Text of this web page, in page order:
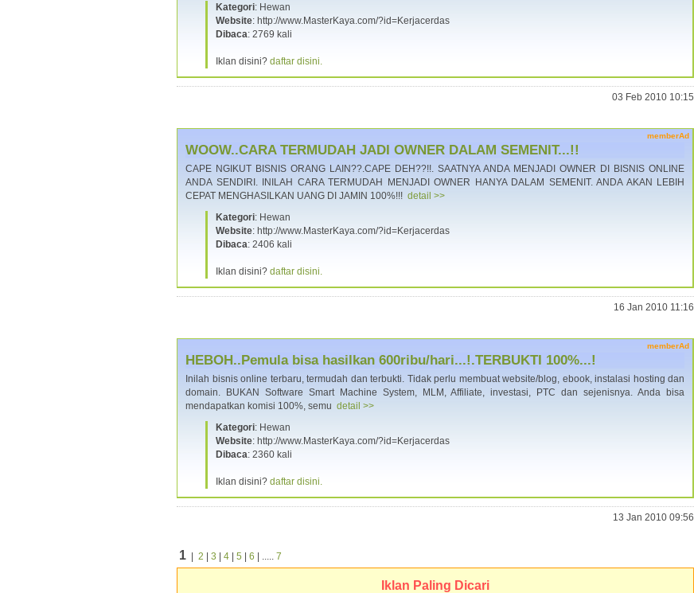
Kategori: Hewan
Website: http://www.MasterKaya.com/?id=Kerjacerdas
Dibaca: 2769 kali
Iklan disini? daftar disini.
03 Feb 2010 10:15
memberAd
WOOW..CARA TERMUDAH JADI OWNER DALAM SEMENIT...!!
CAPE NGIKUT BISNIS ORANG LAIN??.CAPE DEH??!!. SAATNYA ANDA MENJADI OWNER DI BISNIS ONLINE
ANDA SENDIRI. INILAH CARA TERMUDAH MENJADI OWNER HANYA DALAM SEMENIT. ANDA AKAN LEBIH
CEPAT MENGHASILKAN UANG DI JAMIN 100%!!! detail >>
Kategori: Hewan
Website: http://www.MasterKaya.com/?id=Kerjacerdas
Dibaca: 2406 kali
Iklan disini? daftar disini.
16 Jan 2010 11:16
memberAd
HEBOH..Pemula bisa hasilkan 600ribu/hari...!.TERBUKTI 100%...!
Inilah bisnis online terbaru, termudah dan terbukti. Tidak perlu membuat website/blog, ebook, instalasi hosting dan
domain. BUKAN Software Smart Machine System, MLM, Affiliate, investasi, PTC dan sejenisnya. Anda bisa
mendapatkan komisi 100%, semu detail >>
Kategori: Hewan
Website: http://www.MasterKaya.com/?id=Kerjacerdas
Dibaca: 2360 kali
Iklan disini? daftar disini.
13 Jan 2010 09:56
1 2 3 4 5 6 | ..... 7
Iklan Paling Dicari